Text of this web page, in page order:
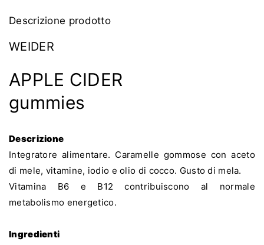
CaramelleCaramelle
Descrizione prodotto
WEIDER
APPLE CIDER
gummies
Descrizione
Integratore alimentare. Caramelle gommose con aceto
di mele, vitamine, iodio e olio di cocco. Gusto di mela.
Vitamina B6 e B12 contribuiscono al normale
metabolismo energetico.
Ingredienti